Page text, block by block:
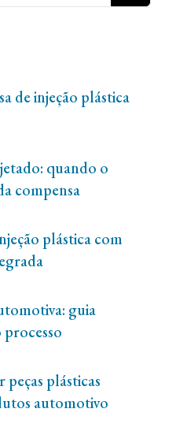
de injeção plástica
quando o
compensa
plástica com
guia
peças plásticas
automotivo